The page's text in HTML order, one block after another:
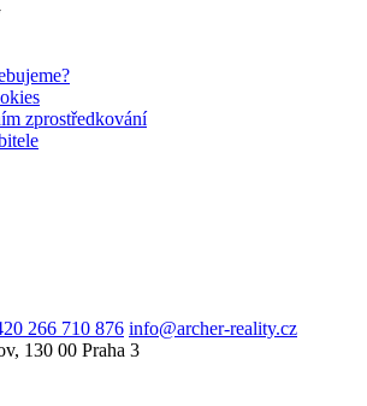
zprostředkování
266 710 876 info@archer-reality.cz
130 00 Praha 3